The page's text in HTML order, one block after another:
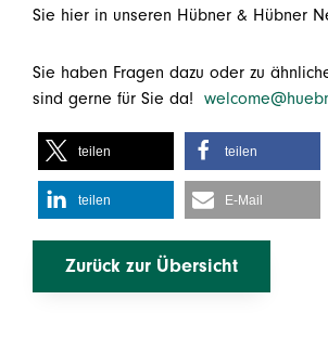
Sie hier in unseren Hübner & Hübner
Sie haben Fragen dazu oder zu
sind gerne für Sie da!
teilen teilen
teilen E-Mail
Zurück zur Übersicht